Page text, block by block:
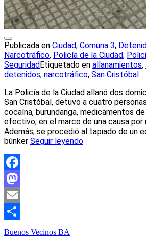
Publicada en Ciudad, Comuna 3,
Narcotráfico, Policía de la Ciudad,
SeguridadEtiquetado en allanamientos,
detenidos, narcotráfico, San Cristóbal
La Policía de la Ciudad allanó dos
San Cristóbal, detuvo a cuatro
cocaína, burundanga, medicamentos
efectivo, en el marco de una causa por
Además, se procedió al tapiado de un
búnker Seguir leyendo
Facebook
Mastodon
Email
Compartir
Buenos Vecinos BA